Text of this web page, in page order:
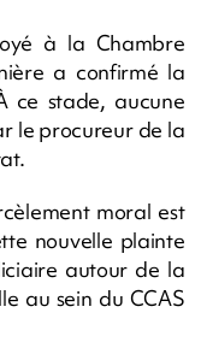
à la Chambre
a confirmé la
ce stade, aucune
le procureur de la
moral est
nouvelle plainte
autour de la
au sein du CCAS